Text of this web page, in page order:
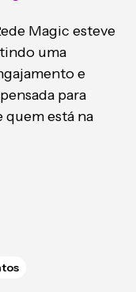
Magic esteve
uma
e
para
quem está na